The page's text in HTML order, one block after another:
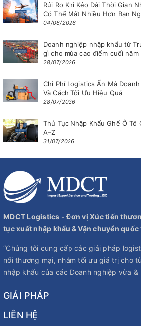
Rủi Ro Khi Kéo Dài Thời Gian
Có Thể Mất Nhiều Hơn Bạn
04/08/2026
Doanh nghiệp nhập khẩu từ
gì cho mùa cao điểm cuối năm
28/07/2026
Chi Phí Logistics Ẩn Mà
Và Cách Tối Ưu Hiệu Quả
28/07/2026
Thủ Tục Nhập Khẩu Ghế Ô Tô
A–Z
31/07/2026
MDCT Logistics - Đơn vị Xúc tiến
tục xuất nhập khẩu & Vận chuyển
“Chúng tôi cung cấp các giải pháp
nối thương mại, nhằm tối ưu giá trị cho
nhập khẩu của các Doanh nghiệp vừa &
GIẢI PHÁP
LIÊN HỆ